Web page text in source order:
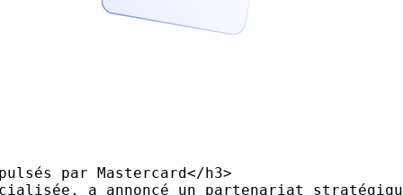
la croissance de l'écosystème. Cette mesure se heurte à la résistance des fintechs, qui considèrent les flux de données sans friction comme essentiels à la réussite de l’open banking (PYMNTS Intelligence). Pour en savoir plus sur les défis liés à l'intégration des données, consultez la page &lt;a href="/fr/blog/data-integration-challenges-whats-holding-your-online-store-back/"&gt;Défis d'intégration des données&lt;/a&gt;.</li>
<li>Le paysage concurrentiel est dynamique, les commerçants attendant non seulement une amélioration de l'efficacité, mais aussi des avantages tangibles en matière de taux de conversion, de réduction de la fraude et d'économies de coûts.</li>
</ul>
<h3>Perspectives&nbsp;: Commerce programmable propulsé par Open Banking</h3>
<p>La solution de paiement open banking propulsée par Paytently et Mastercard est à la fois une étape technologique majeure et un signal d'une convergence accélérée entre les rails financiers et l'infrastructure de commerce électronique. En automatisant les confirmations de paiement, en transmettant des données en temps réel aux flux de produits et en prenant en charge l'orchestration modulaire, le partenariat contribue à jeter les bases d'une nouvelle génération de commerce programmable et riche en données.</p>
<p>Pour les professionnels du commerce électronique, cela signifie un passage à une gestion de contenu et de catalogues plus réactive et &lt;a href="/fr/blog/artificial-intelligence-for-business/"&gt;alimentée par l'IA&lt;/a&gt;, un déploiement d'assortiments plus rapide et une transparence opérationnelle améliorée. Les commerçants qui adaptent leurs systèmes pour tirer parti de ces capacités peuvent s'attendre à des avantages concurrentiels en termes de rapidité, de précision et d'expérience client.</p>
<p>Pour aller de l'avant, une évolution continue des normes, une sensibilisation accrue des consommateurs et une intégration plus poussée avec les plateformes no-code et d'IA seront essentielles pour que l'open banking réalise tout son potentiel dans le secteur mondial du commerce numérique.</p>
<p>Source&nbsp;: PYMNTS, Finextra.</p>
<p>Chez NotPIM, nous reconnaissons que l'intégration de paiements open banking comme la solution de Paytently répond à des défis critiques dans la &lt;a hr